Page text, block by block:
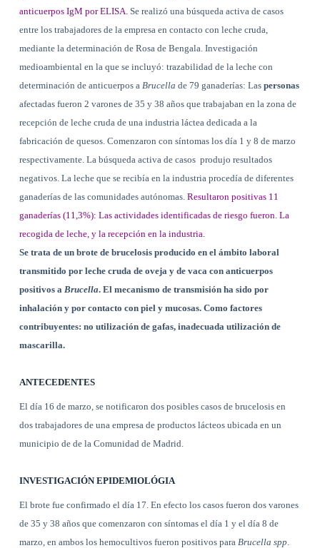
anticuerpos IgM por ELISA.Se realizó una búsqueda activa de casos
entre los trabajadores de la empresa en contacto con leche cruda,
mediante la determinación de Rosa de Bengala. Investigación
medioambiental en la que se incluyó: trazabilidad de la leche con
determinación de anticuerpos a Brucella de 79 ganaderías: Las personas
afectadas fueron 2 varones de 35 y 38 años que trabajaban en la zona de
recepción de leche cruda de una industria láctea dedicada a la
fabricación de quesos. Comenzaron con síntomas los día 1 y 8 de marzo
respectivamente. La búsqueda activa de casos produjo resultados
negativos. La leche que se recibía en la industria procedía de diferentes
ganaderías de las comunidades autónomas.Resultaron positivas 11
ganaderías (11,3%): Las actividades identificadas de riesgo fueron. La
recogida de leche, y la recepción en la industria.
Se trata de un brote de brucelosis producido en el ámbito laboral
transmitido por leche cruda de oveja y de vaca con anticuerpos
positivos a Brucella. El mecanismo de transmisión ha sido por
inhalación y por contacto con piel y mucosas. Como factores
contribuyentes: no utilización de gafas, inadecuada utilización de
mascarilla.
ANTECEDENTES
El día 16 de marzo, se notificaron dos posibles casos de brucelosis en
dos trabajadores de una empresa de productos lácteos ubicada en un
municipio de de la Comunidadde Madrid.
INVESTIGACIÓN EPIDEMIOLÓGIA
El brote fue confirmado el día 17. En efecto los casos fueron dos varones
de 35 y 38 años que comenzaron con síntomas el día 1 y el día 8 de
marzo, en ambos los hemocultivos fueron positivos para Brucella spp.